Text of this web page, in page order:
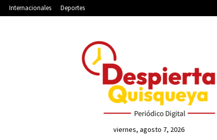
Internacionales Deportes
viernes, agosto 7, 2026